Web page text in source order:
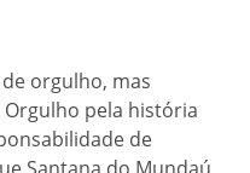
orgulho, mas
pela história
de